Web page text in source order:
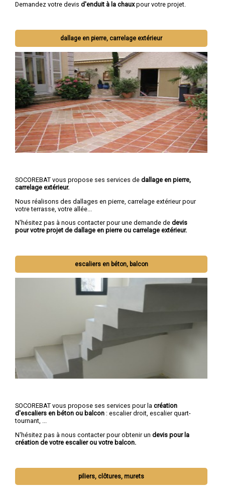
Demandez votre devis d'enduit à la chauxpour votre projet.
dallage en pierre, carrelage extérieur
SOCOREBAT vous propose ses services de dallage en pierre,
carrelage extérieur.
Nous réalisons des dallages en pierre, carrelage extérieur pour
votre terrasse, votre allée...
N'hésitez pas à nous contacter pour une demande de devis
pour votre projet de dallage en pierre ou carrelage extérieur.
escaliers en béton, balcon
SOCOREBAT vous propose ses services pour la création
d'escaliers en béton ou balcon : escalier droit, escalier quart-
tournant, ...
N'hésitez pas à nous contacter pour obtenir un devis pour la
création de votre escalier ou votre balcon.
piliers, clôtures, murets